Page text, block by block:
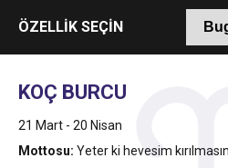
13:49 İran, Hürmüz’de konteyner
YÜZDE 7.5 İLE 8.5 ARASINDA
20:30 Cumhurbaşkanı Erhürman
ÖZELLİK SEÇİN
KOÇ BURCU
21 Mart - 20 Nisan
Mottosu: Yeter ki hevesim